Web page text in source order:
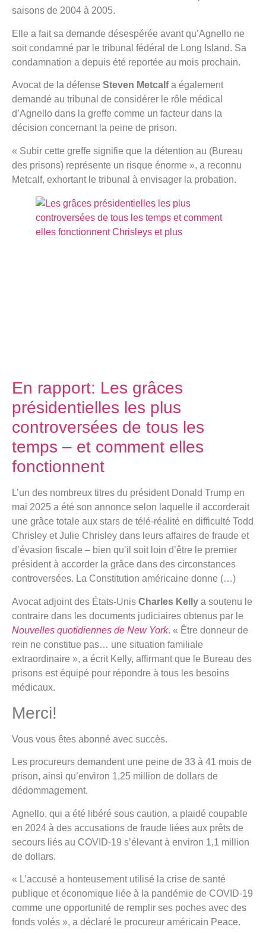
saisons de 2004 à 2005.
Elle a fait sa demande désespérée avant qu’Agnello ne
soit condamné par le tribunal fédéral de Long Island. Sa
condamnation a depuis été reportée au mois prochain.
Avocat de la défense Steven Metcalfa également
demandé au tribunal de considérer le rôle médical
d’Agnello dans la greffe comme un facteur dans la
décision concernant la peine de prison.
« Subir cette greffe signifie que la détention au (Bureau
des prisons) représente un risque énorme », a reconnu
Metcalf, exhortant le tribunal à envisager la probation.
En rapport: Les grâces
présidentielles les plus
controversées de tous les
temps – et comment elles
fonctionnent
L’un des nombreux titres du président Donald Trump en
mai 2025 a été son annonce selon laquelle il accorderait
une grâce totale aux stars de télé-réalité en difficulté Todd
Chrisley et Julie Chrisley dans leurs affaires de fraude et
d’évasion fiscale – bien qu’il soit loin d’être le premier
président à accorder la grâce dans des circonstances
controversées. La Constitution américaine donne (…)
Avocat adjoint des États-Unis Charles Kelly a soutenu le
contraire dans les documents judiciaires obtenus par le
Nouvelles quotidiennes de New York. « Être donneur de
rein ne constitue pas… une situation familiale
extraordinaire », a écrit Kelly, affirmant que le Bureau des
prisons est équipé pour répondre à tous les besoins
médicaux.
Merci!
Vous vous êtes abonné avec succès.
Les procureurs demandent une peine de 33 à 41 mois de
prison, ainsi qu’environ 1,25 million de dollars de
dédommagement.
Agnello, qui a été libéré sous caution, a plaidé coupable
en 2024 à des accusations de fraude liées aux prêts de
secours liés au COVID-19 s’élevant à environ 1,1 million
de dollars.
« L’accusé a honteusement utilisé la crise de santé
publique et économique liée à la pandémie de COVID-19
comme une opportunité de remplir ses poches avec des
fonds volés », a déclaré le procureur américain Peace.